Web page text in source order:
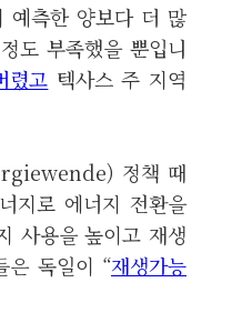
예측한 양보다 더 많
도 부족했을 뿐입니
렸고 텍사스 주 지역
정책 때
지로 에너지 전환을
사용을 높이고 재생
은 독일이 “재생가능